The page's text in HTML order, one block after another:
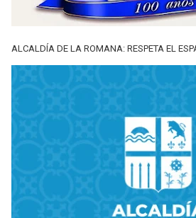
ALCALDÍA DE LA ROMANA: RESPETA EL